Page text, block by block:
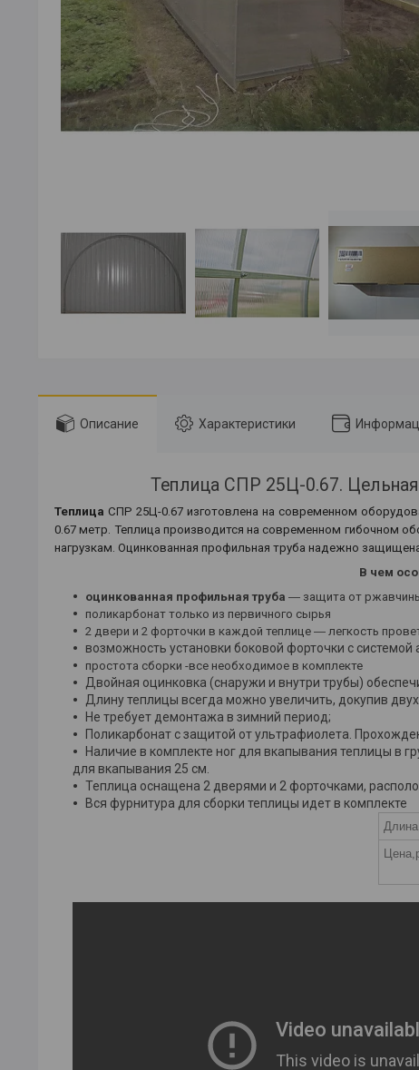
Описание Характеристики
Теплица СПР 25Ц-0.67.
Теплица СПР 25Ц-0.67 изготовлена на современном
0.67 метр. Теплица производится на современном гибочном
нагрузкам. Оцинкованная профильная труба надежно
В чем
оцинкованная профильная труба ― защита от
поликарбонат только из первичного сырья
2 двери и 2 форточки в каждой теплице ― легкость
возможность установки боковой форточки с системой
простота сборки -все необходимое в комплекте
Двойная оцинковка (снаружи и внутри трубы)
Длину теплицы всегда можно увеличить, докупив
Не требует демонтажа в зимний период;
Поликарбонат с защитой от ультрафиолета.
Наличие в комплекте ног для вкапывания теплицы в
для вкапывания 25 см.
Теплица оснащена 2 дверями и 2 форточками,
Вся фурнитура для сборки теплицы идет в комплекте